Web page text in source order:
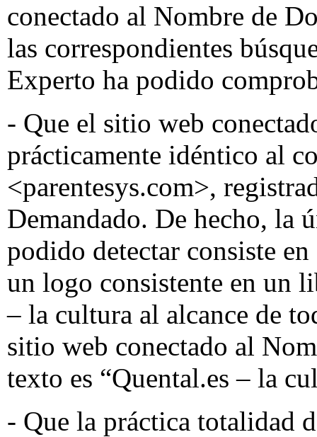
conectado al Nombre de
las correspondientes
Experto ha podido
- Que el sitio web
prácticamente idéntico al
<parentesys.com>,
Demandado. De hecho, la
podido detectar consiste
un logo consistente en un
– la cultura al alcance de
sitio web conectado al
texto es “Quental.es – la
- Que la práctica totalidad